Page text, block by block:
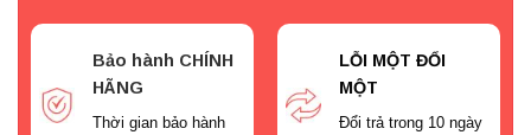
Bảo hành CHÍNH
HÃNG
Thời gian bảo hành
LỖI MỘT ĐỔI
MỘT
Đổi trả trong 10 ngày